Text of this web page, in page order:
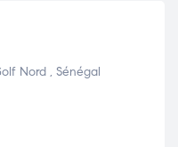
Nord , Sénégal